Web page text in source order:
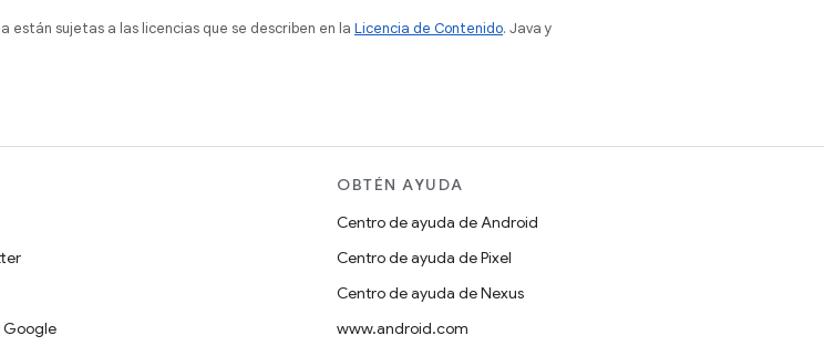
están sujetas a las licencias que se describen en la Licencia de Contenido. Java y
Google
OBTÉN AYUDA
Centro de ayuda de Android
Centro de ayuda de Pixel
Centro de ayuda de Nexus
www.android.com